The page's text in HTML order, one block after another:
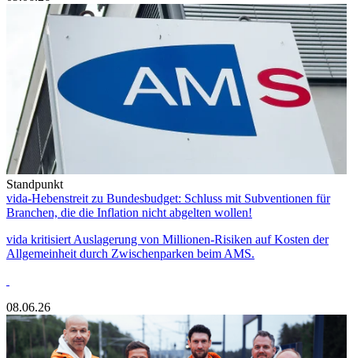
Standpunkt
vida-Hebenstreit zu Bundesbudget: Schluss mit Subventionen für
Branchen, die die Inflation nicht abgelten wollen!
vida kritisiert Auslagerung von Millionen-Risiken auf Kosten der
Allgemeinheit durch Zwischenparken beim AMS.
08.06.26